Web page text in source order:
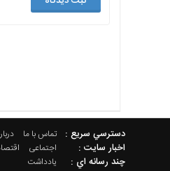
دسترسي سريع : تماس با ما
اخبار سایت : اجتماعی
چند رسانه اي : یادداشت